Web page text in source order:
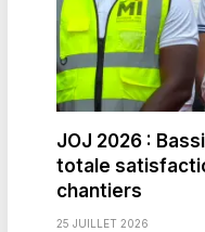
JOJ 2026 :
totale
chantiers
25 JUILLET 2026